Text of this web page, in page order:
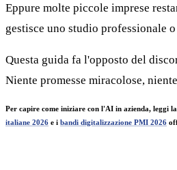
Eppure molte piccole imprese
gestisce uno studio professionale
Questa guida fa l'opposto del
Niente promesse miracolose,
Per capire come iniziare con l'AI in azienda, leggi
italiane 2026 e i bandi digitalizzazione PMI 2026